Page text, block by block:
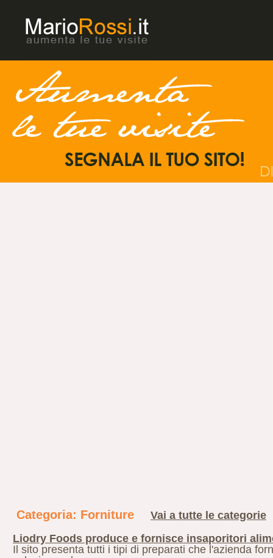
Categoria: Forniture
Vai a tutte le categorie
Liodry Foods produce e fornisce insaporitori
Il sito presenta tutti i tipi di preparati che l'azienda